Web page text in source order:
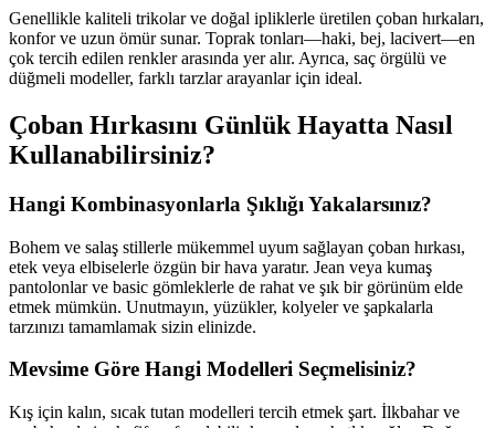
Genellikle kaliteli trikolar ve doğal ipliklerle üretilen çoban hırkaları,
konfor ve uzun ömür sunar. Toprak tonları—haki, bej, lacivert—en
çok tercih edilen renkler arasında yer alır. Ayrıca, saç örgülü ve
düğmeli modeller, farklı tarzlar arayanlar için ideal.
Çoban Hırkasını Günlük Hayatta Nasıl
Kullanabilirsiniz?
Hangi Kombinasyonlarla Şıklığı Yakalarsınız?
Bohem ve salaş stillerle mükemmel uyum sağlayan çoban hırkası,
etek veya elbiselerle özgün bir hava yaratır. Jean veya kumaş
pantolonlar ve basic gömleklerle de rahat ve şık bir görünüm elde
etmek mümkün. Unutmayın, yüzükler, kolyeler ve şapkalarla
tarzınızı tamamlamak sizin elinizde.
Mevsime Göre Hangi Modelleri Seçmelisiniz?
Kış için kalın, sıcak tutan modelleri tercih etmek şart. İlkbahar ve